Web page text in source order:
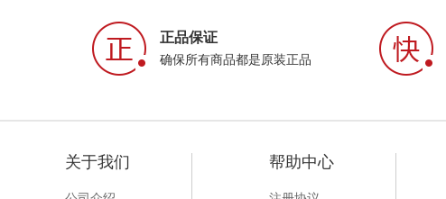
正品保证
确保所有商品都是原装正品
关于我们 帮助中心